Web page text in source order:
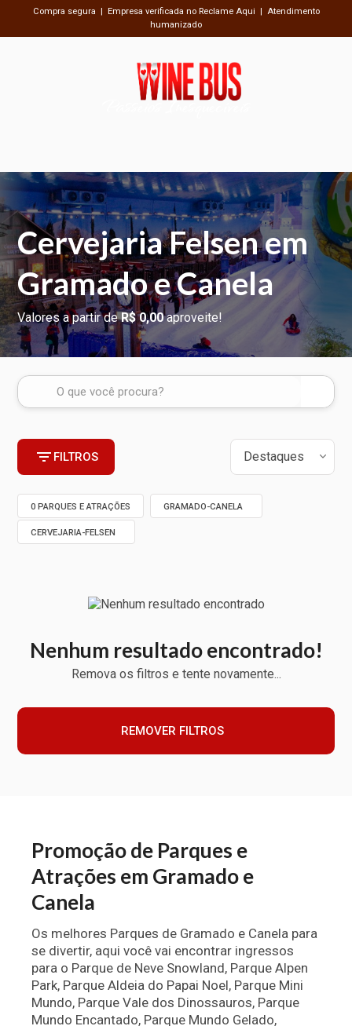
Compra segura | Empresa verificada no Reclame Aqui | Atendimento
humanizado
Passeios Inesquecíveis
Cervejaria Felsen em
Gramado e Canela
Valores a partir deR$ 0,00aproveite!
FILTROS
0 PARQUES E ATRAÇÕES GRAMADO-CANELA
CERVEJARIA-FELSEN
Nenhum resultado encontrado!
Remova os filtros e tente novamente...
REMOVER FILTROS
Promoção de Parques e
Atrações em Gramado e
Canela
Os melhores Parques de Gramado e Canela para
se divertir, aqui você vai encontrar ingressos
para o Parque de Neve Snowland, Parque Alpen
Park, Parque Aldeia do Papai Noel, Parque Mini
Mundo, Parque Vale dos Dinossauros, Parque
Mundo Encantado, Parque Mundo Gelado,